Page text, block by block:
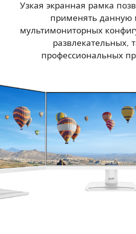
Узкая экранная рамка
применять данную
мультимониторных
развлекательных,
профессиональных